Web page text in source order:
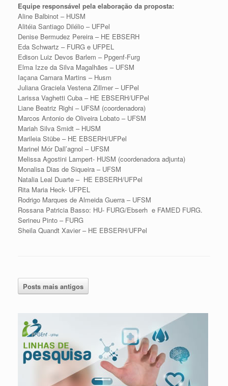
Equipe responsável pela elaboração da proposta:
⁠⁠Aline Balbinot – HUSM
Alitéia Santiago Dilélio – UFPel
Denise Bermudez Pereira – HE EBSERH
Eda Schwartz – FURG e UFPEL
Edison Luiz Devos Barlem – Ppgenf-Furg
Elma Izze da Silva Magalhães – UFSM
Iaçana Camara Martins – Husm
Juliana Graciela Vestena Zillmer – UFPel
Larissa Vaghetti Cuba – HE EBSERH/UFPel
Liane Beatriz Righi – UFSM (coordenadora)
Marcos Antonio de Oliveira Lobato – UFSM
Mariah Silva Smidt – HUSM
Marileia Stübe – HE EBSERH/UFPel
Marinel Mór Dall’agnol – UFSM
Melissa Agostini Lampert- HUSM (coordenadora adjunta)
Monalisa Dias de Siqueira – UFSM
Natalia Leal Duarte – HE EBSERH/UFPel
Rita Maria Heck- UFPEL
Rodrigo Marques de Almeida Guerra – UFSM
Rossana Patricia Basso: HU- FURG/Ebserh e FAMED FURG.
Serineu Pinto – FURG
Sheila Quandt Xavier – HE EBSERH/UFPel
Posts mais antigos